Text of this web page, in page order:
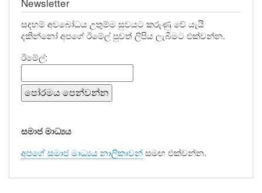
වැරදි
සදහම් අවබෝධය උතුම්ම සුවයට කරුණු වේ යැයි
දකින්නෝ අපගේ ඊමේල් පුවත් ලිපිය ලැබීමට එක්වන්න.
ඊමේල්:
සමාජ මාධ්‍යය
අපගේ සමාජ මාධ්‍යය නාලිකාවන්සමඟ එක්වන්න.